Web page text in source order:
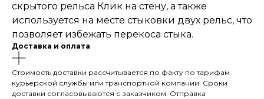
скрытого рельса Клик на стену, а также
используется на месте стыковки двух рельс, что
позволяет избежать перекоса стыка.
Доставка и оплата
Стоимость доставки рассчитывается по факту по тарифам
курьерской службы или транспортной компании. Сроки
доставки согласовываются с заказчиком. Отправка